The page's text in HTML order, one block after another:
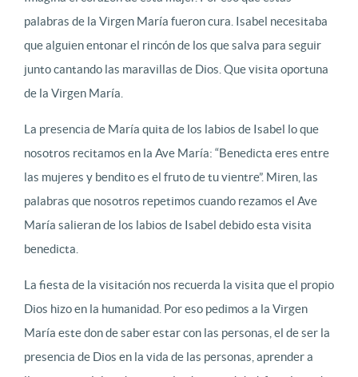
palabras de la Virgen María fueron cura. Isabel necesitaba
que alguien entonar el rincón de los que salva para seguir
junto cantando las maravillas de Dios. Que visita oportuna
de la Virgen María.
La presencia de María quita de los labios de Isabel lo que
nosotros recitamos en la Ave María: “Benedicta eres entre
las mujeres y bendito es el fruto de tu vientre”. Miren, las
palabras que nosotros repetimos cuando rezamos el Ave
María salieran de los labios de Isabel debido esta visita
benedicta.
La fiesta de la visitación nos recuerda la visita que el propio
Dios hizo en la humanidad. Por eso pedimos a la Virgen
María este don de saber estar con las personas, el de ser la
presencia de Dios en la vida de las personas, aprender a